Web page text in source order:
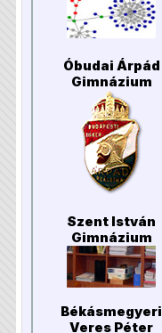
Óbudai Árpád
Gimnázium
Szent István
Gimnázium
Békásmegyeri
Veres Péter